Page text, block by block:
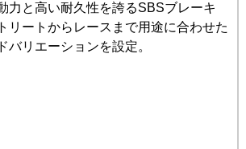
力と高い耐久性を誇るSBSブレーキ
リートからレースまで用途に合わせた
バリエーションを設定。